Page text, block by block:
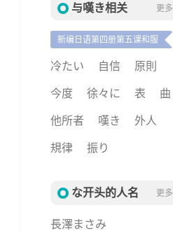
与嘆き相关 更多
新编日语第四册第五课和服
冷たい 自信
原則
今度
徐々に 表
曲
他所者
嘆き
外人
規律
振り
な开头的人名 更多
長澤まさみ